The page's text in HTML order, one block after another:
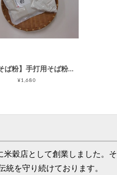
【2：8そば粉】手打用そば粉・打粉セット
¥1,680
穀店として創業しました。
を守り続けております。